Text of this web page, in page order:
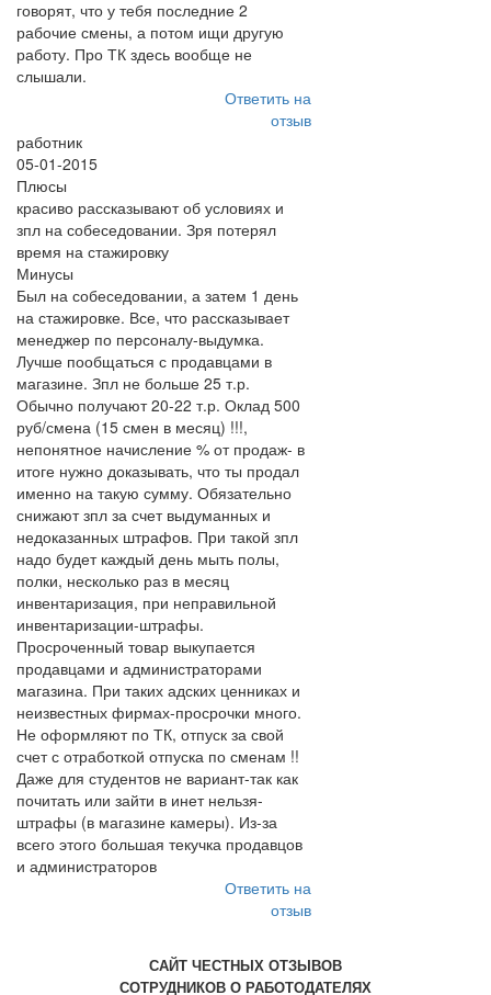
говорят, что у тебя последние 2
рабочие смены, а потом ищи другую
работу. Про ТК здесь вообще не
слышали.
Ответить на
отзыв
работник
05-01-2015
Плюсы
красиво рассказывают об условиях и
зпл на собеседовании. Зря потерял
время на стажировку
Минусы
Был на собеседовании, а затем 1 день
на стажировке. Все, что рассказывает
менеджер по персоналу-выдумка.
Лучше пообщаться с продавцами в
магазине. Зпл не больше 25 т.р.
Обычно получают 20-22 т.р. Оклад 500
руб/смена (15 смен в месяц) !!!,
непонятное начисление % от продаж- в
итоге нужно доказывать, что ты продал
именно на такую сумму. Обязательно
снижают зпл за счет выдуманных и
недоказанных штрафов. При такой зпл
надо будет каждый день мыть полы,
полки, несколько раз в месяц
инвентаризация, при неправильной
инвентаризации-штрафы.
Просроченный товар выкупается
продавцами и администраторами
магазина. При таких адских ценниках и
неизвестных фирмах-просрочки много.
Не оформляют по ТК, отпуск за свой
счет с отработкой отпуска по сменам !!
Даже для студентов не вариант-так как
почитать или зайти в инет нельзя-
штрафы (в магазине камеры). Из-за
всего этого большая текучка продавцов
и администраторов
Ответить на
отзыв
САЙТ ЧЕСТНЫХ ОТЗЫВОВ
СОТРУДНИКОВ О РАБОТОДАТЕЛЯХ